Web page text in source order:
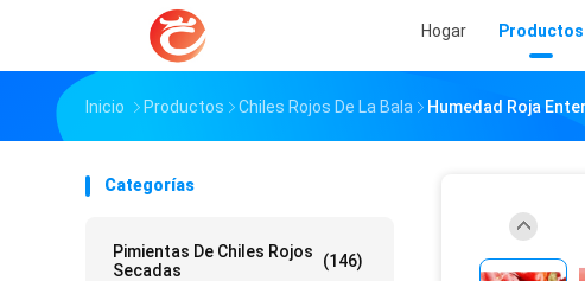
Hogar Productos
Inicio Productos Chiles Rojos De La Bala Humedad Roja
Categorías
Pimientas De Chiles Rojos
Secadas
(146)